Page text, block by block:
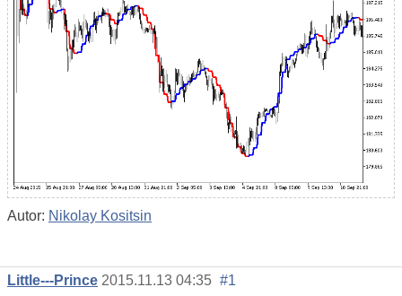
Autor: Nikolay Kositsin
Little---Prince 2015.11.13 04:35 #1